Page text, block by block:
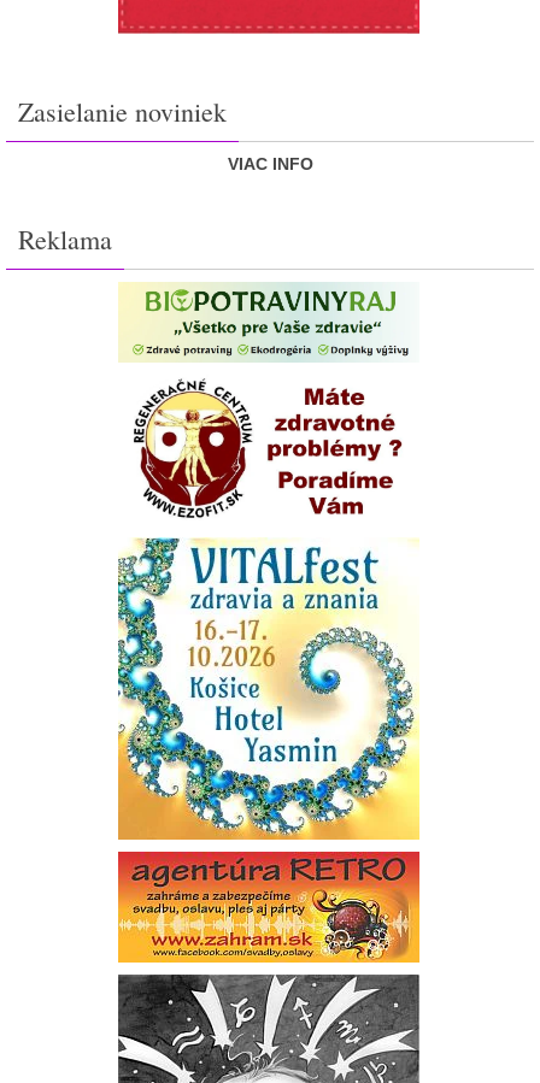
Zasielanie noviniek
VIAC INFO
Reklama